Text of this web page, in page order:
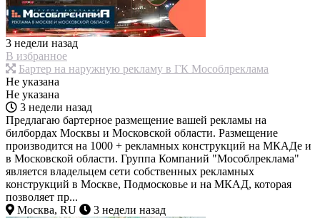
3 недели назад
В избранное
Бартер на наружную рекламу в ГК Мособлреклама
Не указана
Не указана
3 недели назад
Предлагаю бартерное размещение вашей рекламы на
билбордах Москвы и Московской области. Размещение
производится на 1000 + рекламных конструкций на МКАДе и
в Московской области. Группа Компаний "Мособлреклама"
является владельцем сети собственных рекламных
конструкций в Москве, Подмосковье и на МКАД, которая
позволяет пр...
Москва, RU
3 недели назад